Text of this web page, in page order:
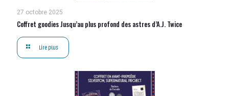
27 octobre 2025
Coffret goodies Jusqu’au plus profond des astres d’A.J. Twice
Lire plus